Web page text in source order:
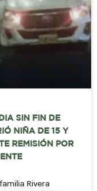
SIN FIN DE
NIÑA DE 15 Y
REMISIÓN POR
Rivera